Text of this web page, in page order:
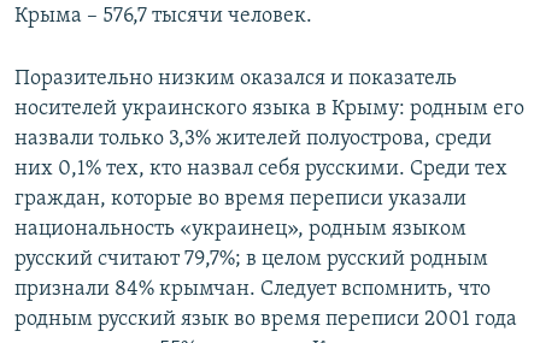
Крыма – 576,7 тысячи человек.
Поразительно низким оказался и показатель
носителей украинского языка в Крыму: родным его
назвали только 3,3% жителей полуострова, среди
них 0,1% тех, кто назвал себя русскими. Среди тех
граждан, которые во время переписи указали
национальность «украинец», родным языком
русский считают 79,7%; в целом русский родным
признали 84% крымчан. Следует вспомнить, что
родным русский язык во время переписи 2001 года